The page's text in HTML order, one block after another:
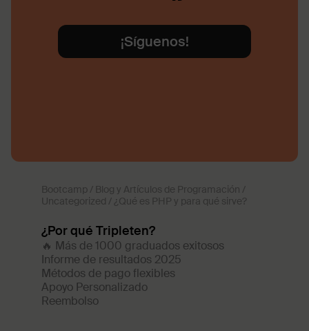
¡Síguenos!
Bootcamp / Blog y Artículos de Programación /
Uncategorized / ¿Qué es PHP y para qué sirve?
¿Por qué Tripleten?
🔥 Más de 1000 graduados exitosos
Informe de resultados 2025
Métodos de pago flexibles
Apoyo Personalizado
Reembolso